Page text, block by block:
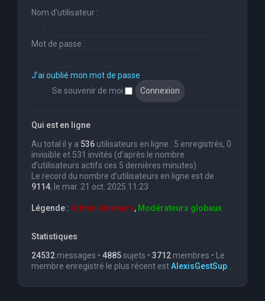
Nom d’utilisateur :
Mot de passe :
J’ai oublié mon mot de passe
Se souvenir de moi
Qui est en ligne
Au total il y a 536 utilisateurs en ligne : 5 enregistrés, 0
invisible et 531 invités (d’après le nombre
d’utilisateurs actifs ces 5 dernières minutes)
Le record du nombre d’utilisateurs en ligne est de
9114, le mar. 21 oct. 2025 11:23
Légende : Administrateurs, Modérateurs globaux
Statistiques
24532 messages • 4885sujets • 3712 membres • Le
membre enregistré le plus récent estAlexisGestSup.